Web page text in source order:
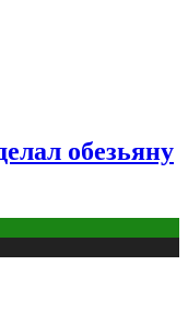
обезьяну